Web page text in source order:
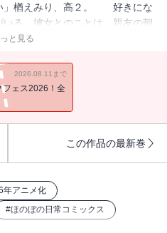
」楢えみり、高２。 好きにな
る。彼女とのことは、親友の朝
て恋話とは異性とのことでしか
ある大事なことを親友に分かっ
ーー。自分が自分でいるため
回文化庁メディア芸術祭審査委
と見る
2026.08.11まで
フェス2026！全
この作品の最新巻
年アニメ化
#ほのぼの日常コミックス